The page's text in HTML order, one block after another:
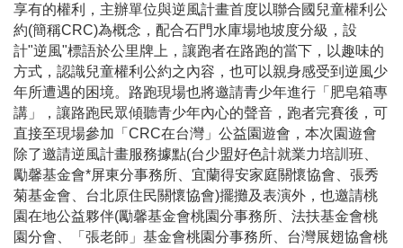
享有的權利，主辦單位與逆風計畫首度以聯合國兒童權利公
約(簡稱CRC)為概念，配合石門水庫場地坡度分級，設
計"逆風"標語於公里牌上，讓跑者在路跑的當下，以趣味的
方式，認識兒童權利公約之內容，也可以親身感受到逆風少
年所遭遇的困境。路跑現場也將邀請青少年進行「肥皂箱專
講」，讓路跑民眾傾聽青少年內心的聲音，跑者完賽後，可
直接至現場參加「CRC在台灣」公益園遊會，本次園遊會
除了邀請逆風計畫服務據點(台少盟好色計就業力培訓班、
勵馨基金會*屏東分事務所、宜蘭得安家庭關懷協會、張秀
菊基金會、台北原住民關懷協會)擺攤及表演外，也邀請桃
園在地公益夥伴(勵馨基金會桃園分事務所、法扶基金會桃
園分會、「張老師」基金會桃園分事務所、台灣展翅協會桃